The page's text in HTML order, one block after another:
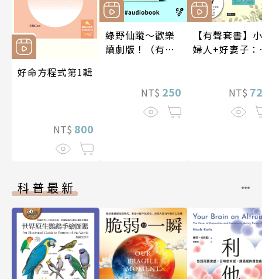
好命方程式第1輯
NT$ 800
綠野仙蹤～歡樂
讀劇版！（有聲
NT$ 250
【有聲套書】小
婦人+好妻子：
NT$
科普最新